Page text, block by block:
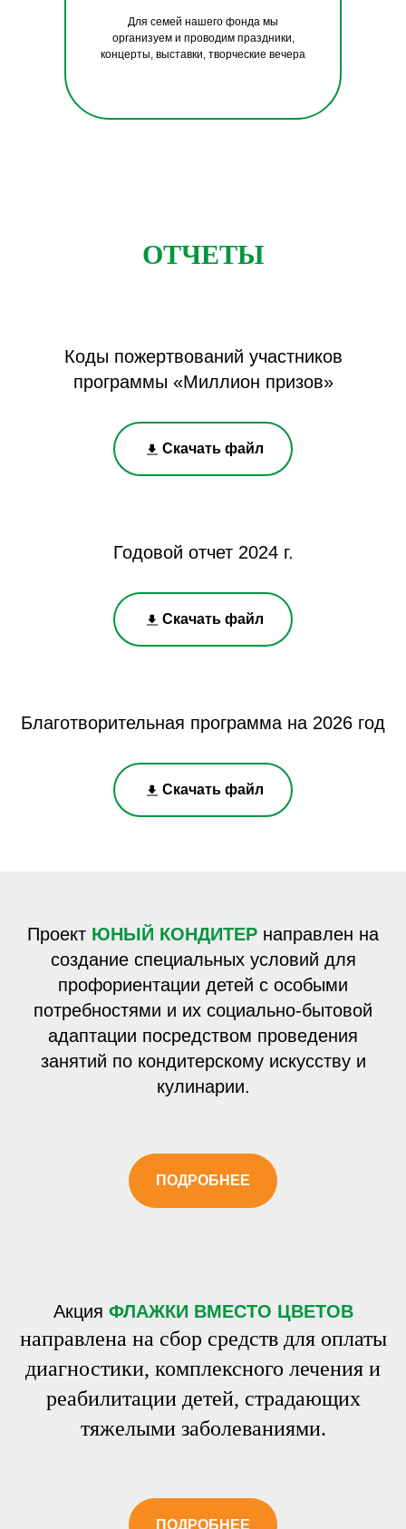
Для семей нашего фонда мы
организуем и проводим праздники,
концерты, выставки, творческие вечера
ОТЧЕТЫ
Коды пожертвований участников
программы «Миллион призов»
Скачать файл
Годовой отчет 2024 г.
Скачать файл
Благотворительная программа на 2026 год
Скачать файл
Проект ЮНЫЙ КОНДИТЕР направлен на
создание специальных условий для
профориентации детей с особыми
потребностями и их социально-бытовой
адаптации посредством проведения
занятий по кондитерскому искусству и
кулинарии.
ПОДРОБНЕЕ
Акция ФЛАЖКИ ВМЕСТО ЦВЕТОВ
направлена на сбор средств для оплаты
диагностики, комплексного лечения и
реабилитации детей, страдающих
тяжелыми заболеваниями.
ПОДРОБНЕЕ